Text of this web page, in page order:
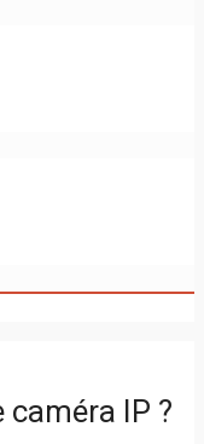
IP ?